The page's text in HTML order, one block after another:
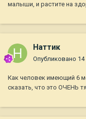
малыши, и растите на
Наттик
Опубликовано
Как человек имеющий 6
сказать, что это ОЧЕНЬ